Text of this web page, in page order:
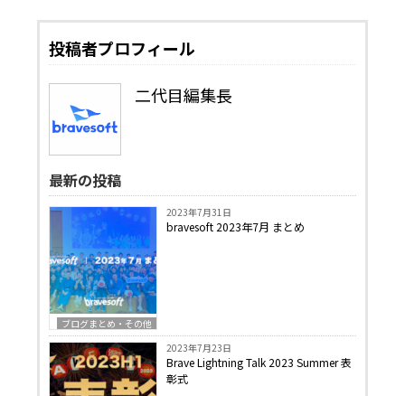
投稿者プロフィール
二代目編集長
最新の投稿
ブログまとめ・その他
2023年7月31日
bravesoft 2023年7月 まとめ
2023年7月23日
Brave Lightning Talk 2023 Summer 表
彰式